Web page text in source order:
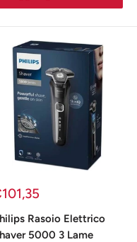
Rasoio Elettrico
5000 3 Lame